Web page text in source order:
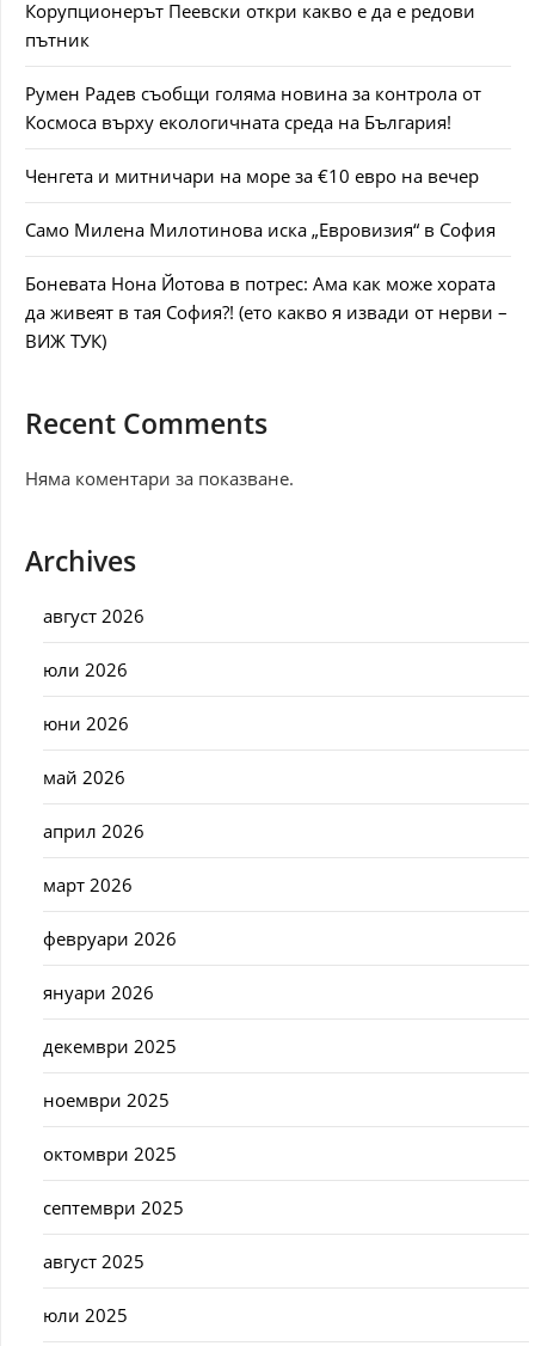
Корупционерът Пеевски откри какво е да е редови
пътник
Румен Радев съобщи голяма новина за контрола от
Космоса върху екологичната среда на България!
Ченгета и митничари на море за €10 евро на вечер
Само Милена Милотинова иска „Евровизия“ в София
Боневата Нона Йотова в потрес: Ама как може хората
да живеят в тая София?! (ето какво я извади от нерви –
ВИЖ ТУК)
Recent Comments
Няма коментари за показване.
Archives
август 2026
юли 2026
юни 2026
май 2026
април 2026
март 2026
февруари 2026
януари 2026
декември 2025
ноември 2025
октомври 2025
септември 2025
август 2025
юли 2025